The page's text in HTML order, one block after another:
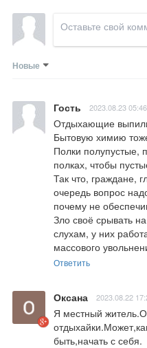
Новые
Гость 2023.08.23 05:46
Отдыхающие
Бытовую химию
Полки полупустые,
полках, чтобы
Так что, граждане,
очередь вопрос
почему не
Зло своё срывать
слухам, у них
массового
Ответить
Оксана 2023.08.22
Я местный
быть,начать с себя.